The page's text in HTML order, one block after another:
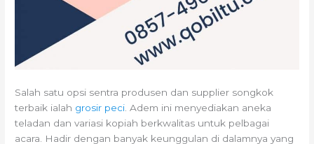
Salah satu opsi sentra produsen dan supplier songkok
terbaik ialah grosir peci. Adem ini menyediakan aneka
teladan dan variasi kopiah berkwalitas untuk pelbagai
acara. Hadir dengan banyak keunggulan di dalamnya yang